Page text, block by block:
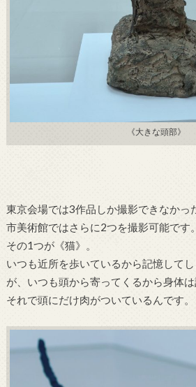
《大きな頭部》
東京会場では3作品しか撮影できなかっ
市美術館ではさらに2つを撮影可能です。
その1つが《猫》。
いつも近所を歩いているから記憶して
が、いつも頭から寄ってくるから身体は
それで頭にだけ肉がついているんです。